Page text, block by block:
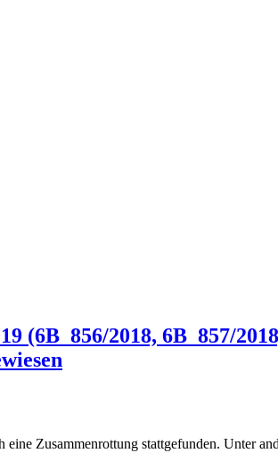
(6B_856/2018, 6B_857/
Zusammenrottung stattgefunden. Unter